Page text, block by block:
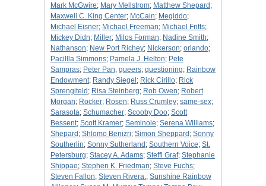
Mark McGwire; Mary Mellstrom; Matthew Shepard ;
Maxwell C. King Center; McCain; Megiddo;
Michael Eisner; Michael Freeman; Michael Fritts;
Mickey Didn; Miller; Milos Forman; Nadine Smith;
Nathanson; New Port Richey; Nickerson; orlando;
Pacillla Simmons; Pamela J. Helton; Pete
Sampras; Peter Pan; queers; questioning; Rainbow
Endowment; Randy Siegel ; Rick Cirillo; Rick
Sprengiteld ; Risa Steinberg; Rob Owen; Robert
Morgan; Rocker; Rosen; Russ Crumley; same-sex;
Sarasota; Schumacher; Scooby Doo; Scott
Bessent; Scott Kramer; Seminole; Serena Williams;
Shepard ; Shlomo Benizri; Simon Sheppard ; Sonny
Southerlin; Sonny Sutherland ; Southern Voice; St.
Petersburg; Stacey A. Adams; Steffi Graf; Stephanie
Shippae; Stephen K. Friedman; Steve Fuchs;
Steven Fallon; Steven Rivera.; Sunshine Rainbow